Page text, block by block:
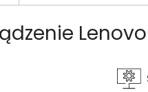
Lenovo